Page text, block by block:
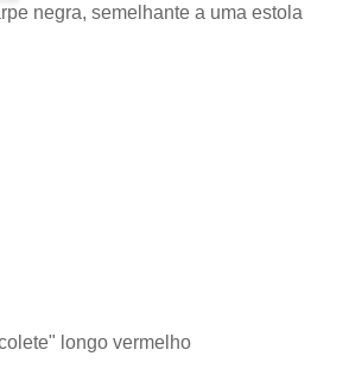
negra, semelhante a uma estola
longo vermelho